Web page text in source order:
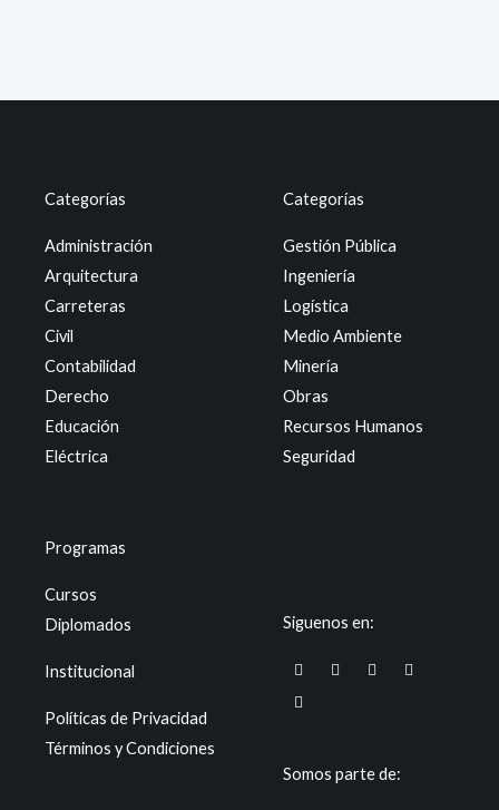
Categorías
Administración
Arquitectura
Carreteras
Civil
Contabilidad
Derecho
Educación
Eléctrica
Categorías
Gestión Pública
Ingeniería
Logística
Medio Ambiente
Minería
Obras
Recursos Humanos
Seguridad
Programas
Cursos
Diplomados
Institucional
Políticas de Privacidad
Términos y Condiciones
Siguenos en:
F
a
c
e
k
I
n
a
m
Y
o
X
-
T
i
k
t
Somos parte de: